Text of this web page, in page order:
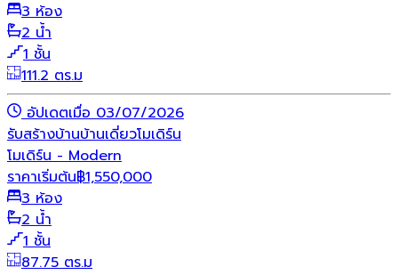
3 ห้อง
2 น้ำ
1 ชั้น
111.2 ตร.ม
อัปเดตเมื่อ 03/07/2026
รับสร้างบ้านบ้านเดี่ยวโมเดิร์น
โมเดิร์น - Modern
ราคาเริ่มต้น฿1,550,000
3 ห้อง
2 น้ำ
1 ชั้น
87.75 ตร.ม